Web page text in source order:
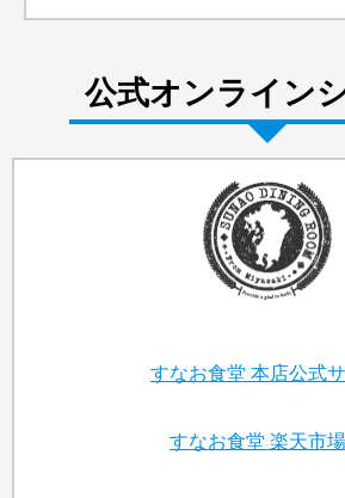
公式オンライン
すなお食堂 本店公式
すなお食堂 楽天市